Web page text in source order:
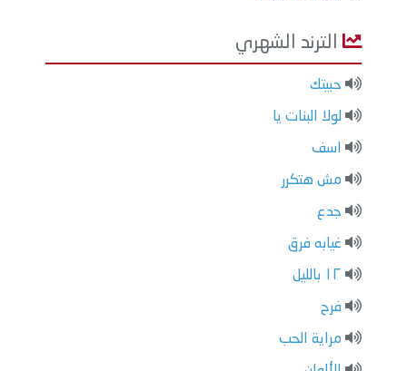
الترند الشهري
حبيتك
لولا البنات يا
اسف
مش هتكرر
جدع
غيابه فرق
١٢ بالليل
فرح
مراية الحب